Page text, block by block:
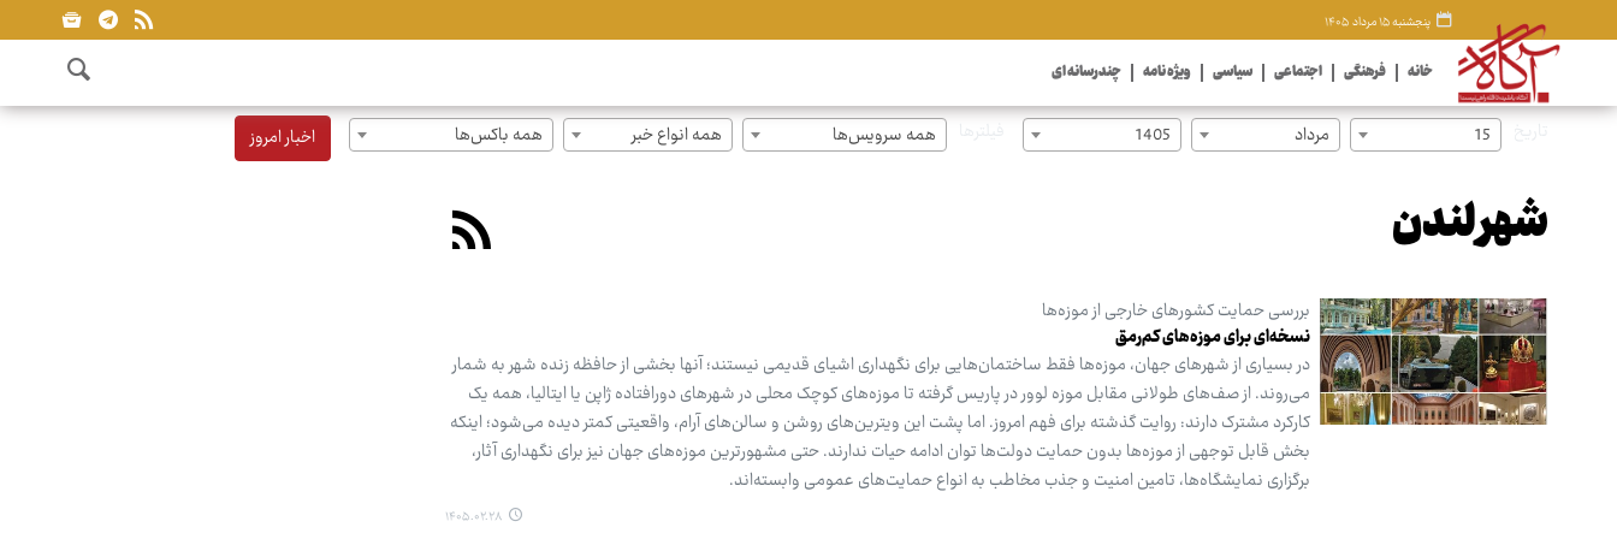
پنجشنبه ۱۵ مرداد ۱۴۰۵
خانه فرهنگی اجتماعی سیاسی ویژه نامه چندرسانه ای
15 مرداد 1405 همه سرویس‌ها همه انواع خبر همه باکس‌ها اخبار امروز
شهر لندن
بررسی حمایت کشورهای خارجی از موزه‌ها
نسخه‌ای برای موزه‌های کم‌رمق
در بسیاری از شهرهای جهان، موزه‌ها فقط ساختمان‌هایی برای نگهداری اشیای قدیمی نیستند؛ آنها بخشی از حافظه زنده شهر به شمار
می‌روند. از صف‌های طولانی مقابل موزه لوور در پاریس گرفته تا موزه‌های کوچک محلی در شهرهای دورافتاده ژاپن یا ایتالیا، همه یک
کارکرد مشترک دارند: روایت گذشته برای فهم امروز. اما پشت این ویترین‌های روشن و سالن‌های آرام، واقعیتی کمتر دیده می‌شود؛ اینکه
بخش قابل توجهی از موزه‌ها بدون حمایت دولت‌ها توان ادامه حیات ندارند. حتی مشهورترین موزه‌های جهان نیز برای نگهداری آثار،
برگزاری نمایشگاه‌ها، تامین امنیت و جذب مخاطب به انواع حمایت‌های عمومی وابسته‌اند.
۱۴۰۵.۰۲.۲۸